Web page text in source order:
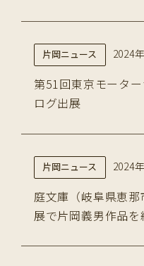
片岡ニュース 2024
第51回東京モータ
ログ出展
片岡ニュース 2024
庭文庫（岐阜県恵
展で片岡義男作品を